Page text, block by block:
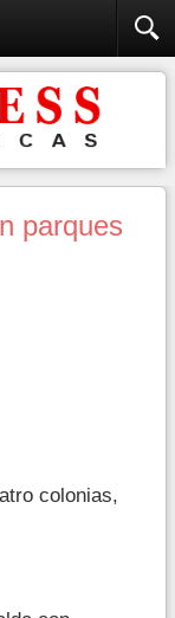
parques
colonias,